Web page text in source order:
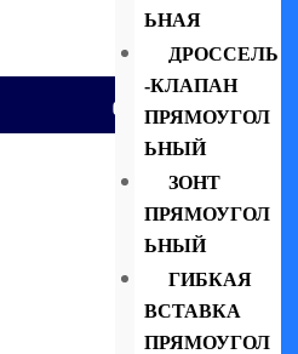
ЬНАЯ
ДРОССЕЛЬ
-КЛАПАН
ПРЯМОУГОЛ
ЬНЫЙ
ЗОНТ
ПРЯМОУГОЛ
ЬНЫЙ
ГИБКАЯ
ВСТАВКА
ПРЯМОУГОЛ
Copyright © 2022